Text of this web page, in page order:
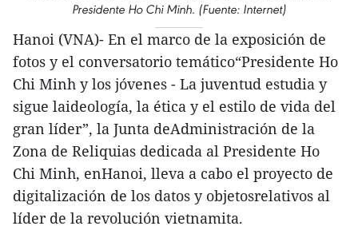
Presidente Ho Chi Minh. (Fuente: Internet)
Hanoi (VNA)- En el marco de la exposición de
fotos y el conversatorio temático“Presidente Ho
Chi Minh y los jóvenes - La juventud estudia y
sigue laideología, la ética y el estilo de vida del
gran líder”, la Junta deAdministración de la
Zona de Reliquias dedicada al Presidente Ho
Chi Minh, enHanoi, lleva a cabo el proyecto de
digitalización de los datos y objetosrelativos al
líder de la revolución vietnamita.